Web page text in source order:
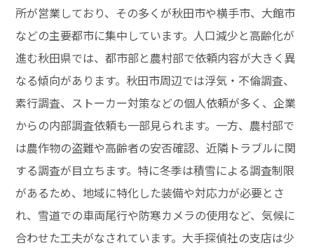
所が営業しており、その多くが秋田市や横手市、大館市
などの主要都市に集中しています。人口減少と高齢化が
進む秋田県では、都市部と農村部で依頼内容が大きく異
なる傾向があります。秋田市周辺では浮気・不倫調査、
素行調査、ストーカー対策などの個人依頼が多く、企業
からの内部調査依頼も一部見られます。一方、農村部で
は農作物の盗難や高齢者の安否確認、近隣トラブルに関
する調査が目立ちます。特に冬季は積雪による調査制限
があるため、地域に特化した装備や対応力が必要とさ
れ、雪道での車両尾行や防寒カメラの使用など、気候に
合わせた工夫がなされています。大手探偵社の支店は少